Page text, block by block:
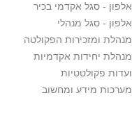
אלפון - סגל אקדמי בכיר
אלפון - סגל מנהלי
מנהלת ומזכירות הפקולטה
מנהלת יחידות אקדמיות
ועדות פקולטטיות
מערכות מידע ומחשוב